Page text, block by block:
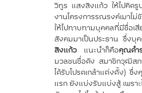
วิทูร แสงสิงแก้ว ให้ไปคิดรู
งานโครงการรณรงค์เมาไ
ให้ไปทาบทามบุคคลที่มีชื่อเ
สังคมมาเป็นประธาน ซึ่งบุ
สิงแก้วแนะนำก็คือคุณด
มวลชนชื่อดัง สมาชิกวุฒิส
ได้รับโปรดเกล้าแต่งตั้ง)
แรก ยังแบ่งรับแบ่งสู้ เพราะ